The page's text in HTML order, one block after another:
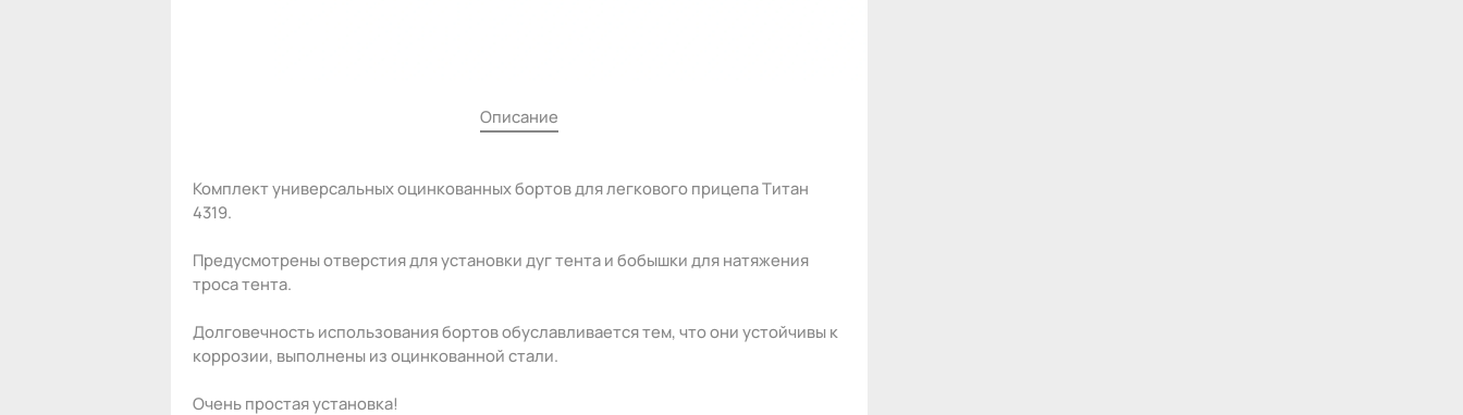
Описание
Комплект универсальных оцинкованных бортов для легкового прицепа Титан
4319.
Предусмотрены отверстия для установки дуг тента и бобышки для натяжения
троса тента.
Долговечность использования бортов обуславливается тем, что они устойчивы к
коррозии, выполнены из оцинкованной стали.
Очень простая установка!